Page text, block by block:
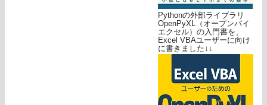
Pythonの外部ライブラリ
OpenPyXL（オープンパイ
エクセル）の入門書を、
Excel VBAユーザーに向け
に書きました↓↓